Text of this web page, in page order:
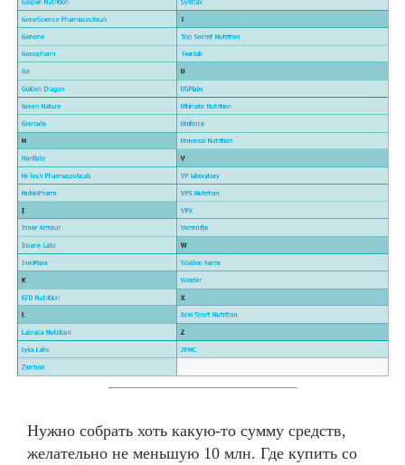
Нужно собрать хоть какую-то сумму средств,
желательно не меньшую 10 млн. Где купить со